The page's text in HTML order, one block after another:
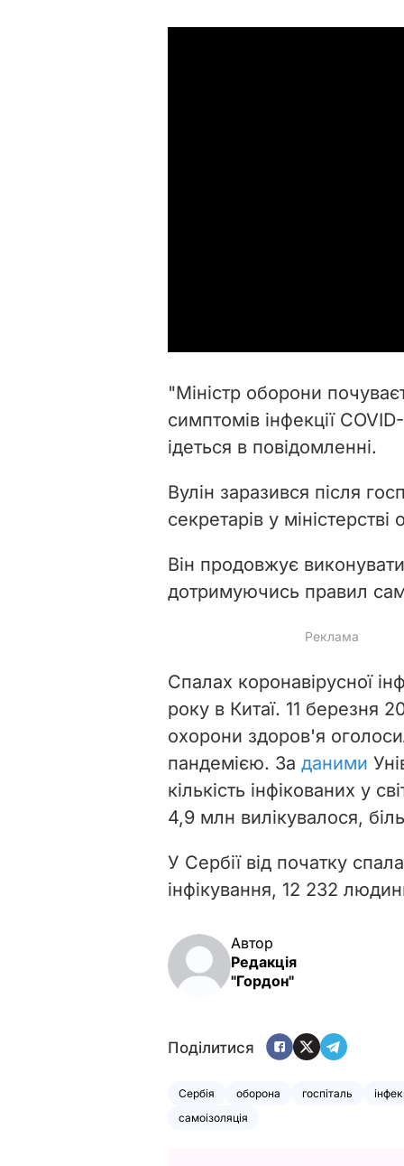
"Міністр оборони
симптомів інфекції
ідеться в повідомленні.
Вулін заразився після
секретарів у
Він продовжує
дотримуючись правил
Спалах коронавірусної
року в Китаї. 11 березня
охорони здоров'я
пандемією. За даними
кількість інфікованих у
4,9 млн вилікувалося,
У Сербії від початку
інфікування, 12 232
Автор
Редакція
"Гордон"
Поділитися
Сербія оборона госпіталь
самоізоляція